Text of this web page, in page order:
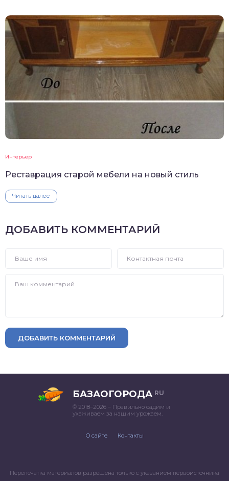
Интерьер
Реставрация старой мебели на новый стиль
Читать далее
ДОБАВИТЬ КОММЕНТАРИЙ
ДОБАВИТЬ КОММЕНТАРИЙ
БАЗАОГОРОДА RU
© 2018–2026 – Правильно садим и
ухаживаем за нашим урожаем.
О сайте Контакты
Перепечатка материалов разрешена только с указанием первоисточника